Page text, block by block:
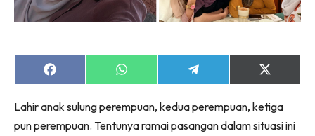
Share
on
Share
on
Share
on
Share
on
(Twitter)
Lahir anak sulung perempuan, kedua perempuan, ketiga
pun perempuan. Tentunya ramai pasangan dalam situasi ini